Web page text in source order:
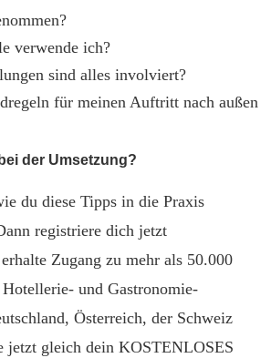
verwende ich?
sind alles involviert?
für meinen Auftritt nach außen
der Umsetzung?
du diese Tipps in die Praxis
registriere dich jetzt
Zugang zu mehr als 50.000
und Gastronomie-
Österreich, der Schweiz
jetzt gleich dein KOSTENLOSES